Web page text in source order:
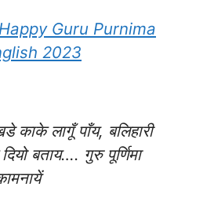
Happy Guru Purnima
2023
काके लागूँ पाँय, बलिहारी
बताय…. गुरु पूर्णिमा